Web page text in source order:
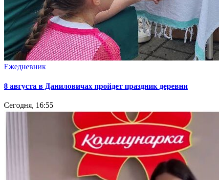
Ежедневник
8 августа в Даниловичах пройдет праздник деревни
Сегодня, 16:55